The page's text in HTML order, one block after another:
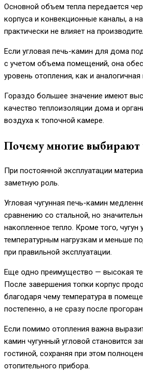
Основной объем тепла передается
корпуса и конвекционные каналы, а
практически не влияет на
Если угловая печь-камин для дома
с учетом объема помещений, она
уровень отопления, как и
Гораздо большее значение имеют
качество теплоизоляции дома и
воздуха к топочной камере.
Почему многие выбирают
При постоянной эксплуатации
заметную роль.
Угловая чугунная печь-камин
сравнению со стальной, но
накопленное тепло. Кроме того, чугун
температурным нагрузкам и меньше
при правильной эксплуатации.
Еще одно преимущество — высокая
После завершения топки корпус
благодаря чему температура в
постепенно, а не сразу после
Если помимо отопления важна
камин чугунный угловой становится
гостиной, сохраняя при этом
отопительного прибора.